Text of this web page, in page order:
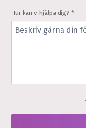
Hur kan vi hjälpa dig? *